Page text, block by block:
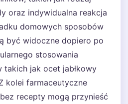
oraz indywidualna reakcja
domowych sposobów
być widoczne dopiero po
stosowania
takich jak ocet jabłkowy
kolei farmaceutyczne
recepty mogą przynieść